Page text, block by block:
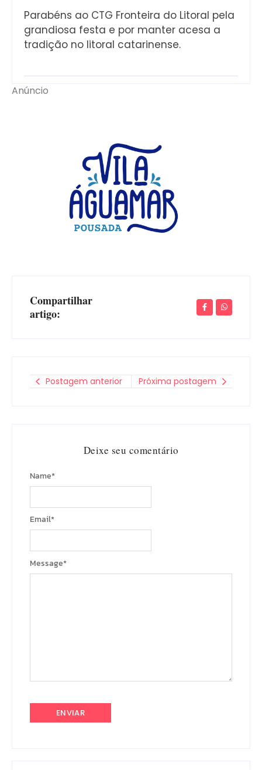
Parabéns ao CTG Fronteira do Litoral pela
grandiosa festa e por manter acesa a
tradição no litoral catarinense.
Anúncio
Compartilhar
artigo:
Postagem anterior Próxima postagem
Deixe seu comentário
Message*
Name*
Email*